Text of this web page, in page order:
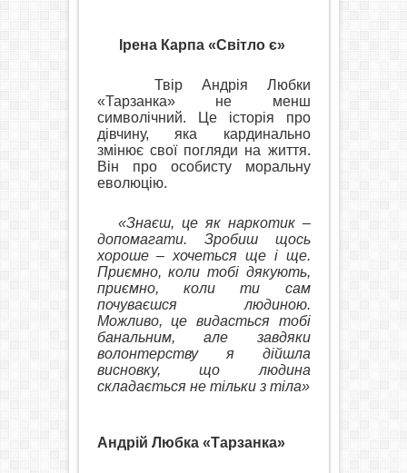
Ірена Карпа «Світло є»
Твір Андрія Любки
«Тарзанка» не менш
символічний. Це історія про
дівчину, яка кардинально
змінює свої погляди на життя.
Він про особисту моральну
еволюцію.
«Знаєш, це як наркотик –
допомагати. Зробиш щось
хороше – хочеться ще і ще.
Приємно, коли тобі дякують,
приємно, коли ти сам
почуваєшся людиною.
Можливо, це видасться тобі
банальним, але завдяки
волонтерству я дійшла
висновку, що людина
складається не тільки з тіла»
Андрій Любка «Тарзанка»